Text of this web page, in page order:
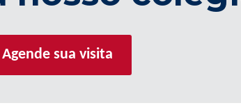
Agende sua visita